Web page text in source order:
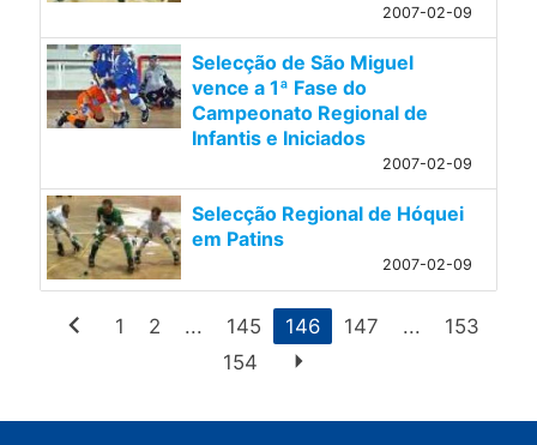
2007-02-09
Selecção de São Miguel
vence a 1ª Fase do
Campeonato Regional de
Infantis e Iniciados
2007-02-09
Selecção Regional de Hóquei
em Patins
2007-02-09
chevron_left 1 2 ... 145 146 147 ...
153
154
arrow_right